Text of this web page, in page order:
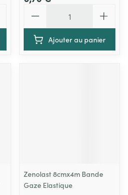
Ajouter au panier
Zenolast 8cmx4m Bande
Gaze Elastique